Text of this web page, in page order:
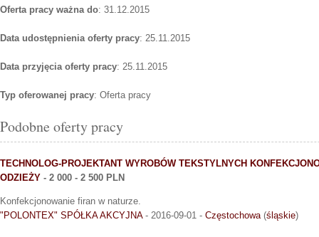
Oferta pracy ważna do: 31.12.2015
Data udostępnienia oferty pracy: 25.11.2015
Data przyjęcia oferty pracy: 25.11.2015
Typ oferowanej pracy: Oferta pracy
Podobne oferty pracy
TECHNOLOG-PROJEKTANT WYROBÓW TEKSTYLNYCH
ODZIEŻY - 2 000 - 2 500 PLN
Konfekcjonowanie firan w naturze.
"POLONTEX" SPÓŁKA AKCYJNA- 2016-09-01 - Częstochowa(śląskie)